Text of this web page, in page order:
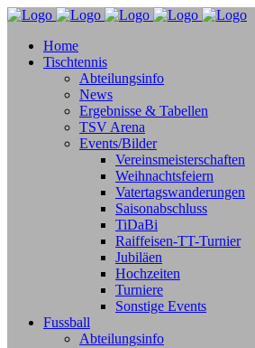
Home
Tischtennis
Abteilungsinfo
News
Ergebnisse & Tabellen
TSV Arena
Events/Bilder
Vereinsmeisterschaften
Weihnachtsfeiern
Vatertagswanderungen
Saisonabschluss
TiDaBi
Raiffeisen-TT-Turnier
Jubiläen
Hochzeiten
Turniere
Sonstige Events
Fussball
Abteilungsinfo